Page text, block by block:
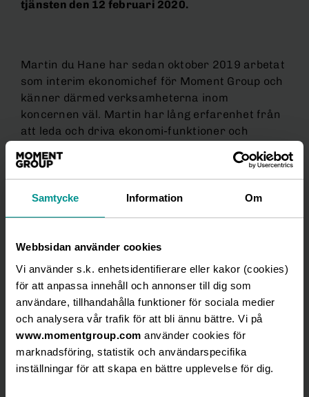
Samtycke Information Om
Webbsidan använder cookies
Vi använder s.k. enhetsidentifierare eller kakor (cookies)
för att anpassa innehåll och annonser till dig som
användare, tillhandahålla funktioner för sociala medier
och analysera vår trafik för att bli ännu bättre. Vi på
www.momentgroup.com använder cookies för
marknadsföring, statistik och användarspecifika
inställningar för att skapa en bättre upplevelse för dig.
tjänsten den 12 februari 2020.
Martin du Hane har sedan oktober 2019 arbetat
som interim ekonomichef för Moment Group och
känner därmed verksamheterna inom
koncernen väl. Martin har lång erfarenhet från
att leda och driva ekonomi-funktioner och
där han ansvarade för koncernens ekonomi- och
treasuryfunktion. Tidigare under sin karriär
drev han en konsultverksamhet inom
februari 2020 och kommer att utgå från Moment
Groups kontor i Göteborg och ingå i
koncernledningen.
För ytterligare information, vänligen kontakta: